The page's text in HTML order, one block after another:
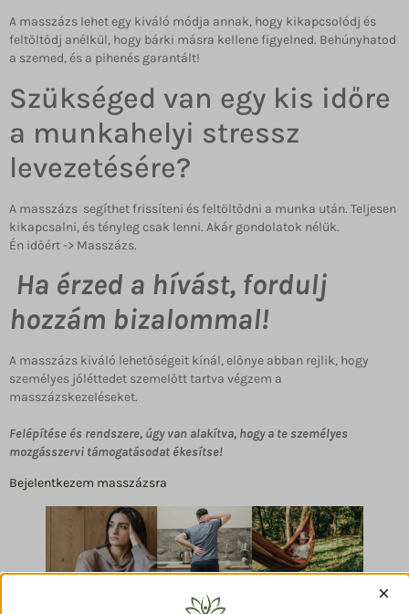
A masszázs lehet egy kiváló módja annak, hogy kikapcsolódj és
feltöltődj anélkül, hogy bárki másra kellene figyelned. Behúnyhatod
a szemed, és a pihenés garantált!
Szükséged van egy kis időre
a munkahelyi stressz
levezetésére?
A masszázs segíthet frissíteni és feltöltődni a munka után. Teljesen
kikapcsalni, és tényleg csak lenni. Akár gondolatok nélük.
Én időért -> Masszázs.
Ha érzed a hívást, fordulj
hozzám bizalommal!
A masszázs kiváló lehetőségeit kínál, előnye abban rejlik, hogy
személyes jóléttedet szemelőtt tartva végzem a
masszázskezeléseket.
Felépítése és rendszere, úgy van alakítva, hogy a te személyes
mozgásszervi támogatásodat ékesítse!
Bejelentkezem masszázsra
×